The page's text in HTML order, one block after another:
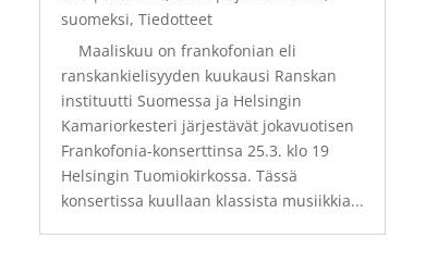
suomeksi, Tiedotteet
Maaliskuu on frankofonian eli
ranskankielisyyden kuukausi Ranskan
instituutti Suomessa ja Helsingin
Kamariorkesteri järjestävät jokavuotisen
Frankofonia-konserttinsa 25.3. klo 19
Helsingin Tuomiokirkossa. Tässä
konsertissa kuullaan klassista musiikkia...